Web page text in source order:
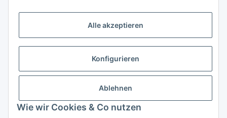
Alle akzeptieren
Konfigurieren
Ablehnen
Wie wir Cookies & Co nutzen
Vorkasse (per Bank-Überweisung)
Sofortüberweisung
Rechnungskauf